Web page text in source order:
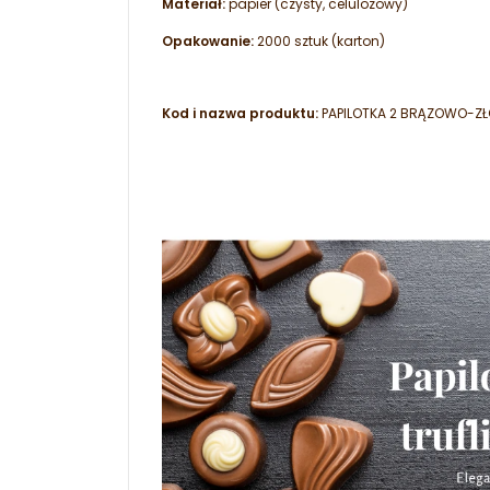
Materiał:papier (czysty, celulozowy)
Opakowanie:2000 sztuk (karton)
Kod i nazwa produktu:PAPILOTKA 2 BRĄZOWO-